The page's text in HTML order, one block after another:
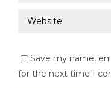
Save my name,
for the next time I